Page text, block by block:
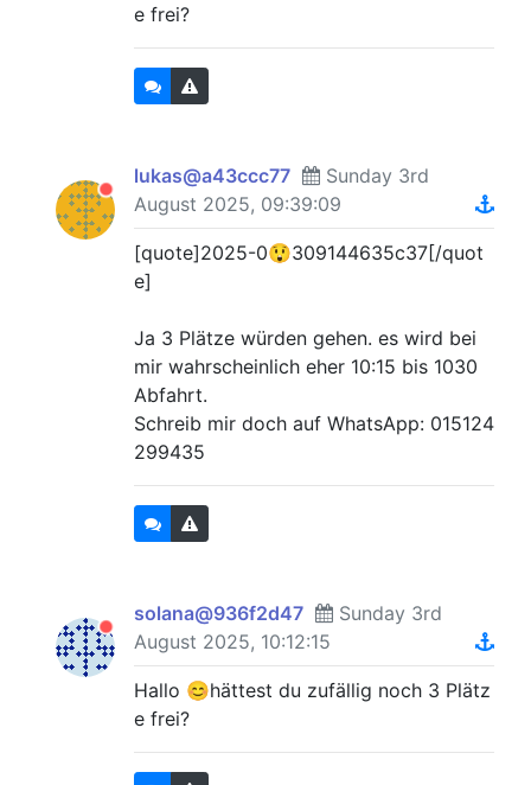
e frei?
lukas@a43ccc77
Sunday 3rd
August 2025, 09:39:09
[quote]2025-0😲309144635c37[/quot
e]
Ja 3 Plätze würden gehen. es wird bei
mir wahrscheinlich eher 10:15 bis 1030
Abfahrt.
Schreib mir doch auf WhatsApp: 015124
299435
solana@936f2d47
Sunday 3rd
August 2025, 10:12:15
Hallo 😊hättest du zufällig noch 3 Plätz
e frei?